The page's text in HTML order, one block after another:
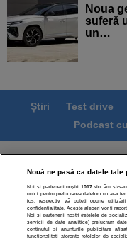
Noua
suferă
un…
Știri Test drive
Podcast
Termeni si
Politica de
Nouă ne pasă ca datele
Noi și partenerii noștri 1017stocăm și/sau
unici pentru prelucrarea datelor cu
jos, respectiv vă puteți opune
confidențialitate. Aceste alegeri vor fi
Noi si partenerii nostri (retelele de
servicii de date analitice) prelucram
continutul si anunturile publicitare
functionalitati aferente retelelor de